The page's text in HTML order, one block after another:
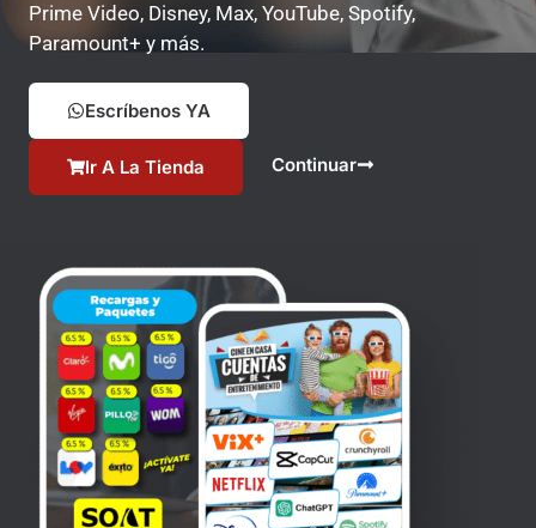
Prime Video, Disney, Max, YouTube, Spotify,
Paramount+ y más.
Escríbenos YA
Ir A La Tienda Continuar